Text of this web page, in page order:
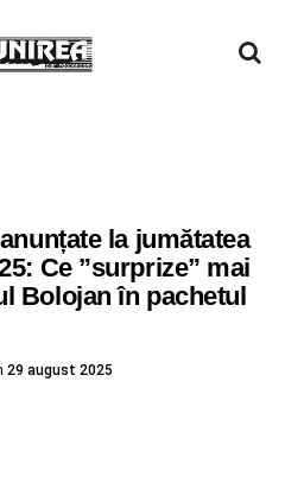
la jumătatea
Ce ”surprize” mai
Bolojan în pachetul
29 august 2025